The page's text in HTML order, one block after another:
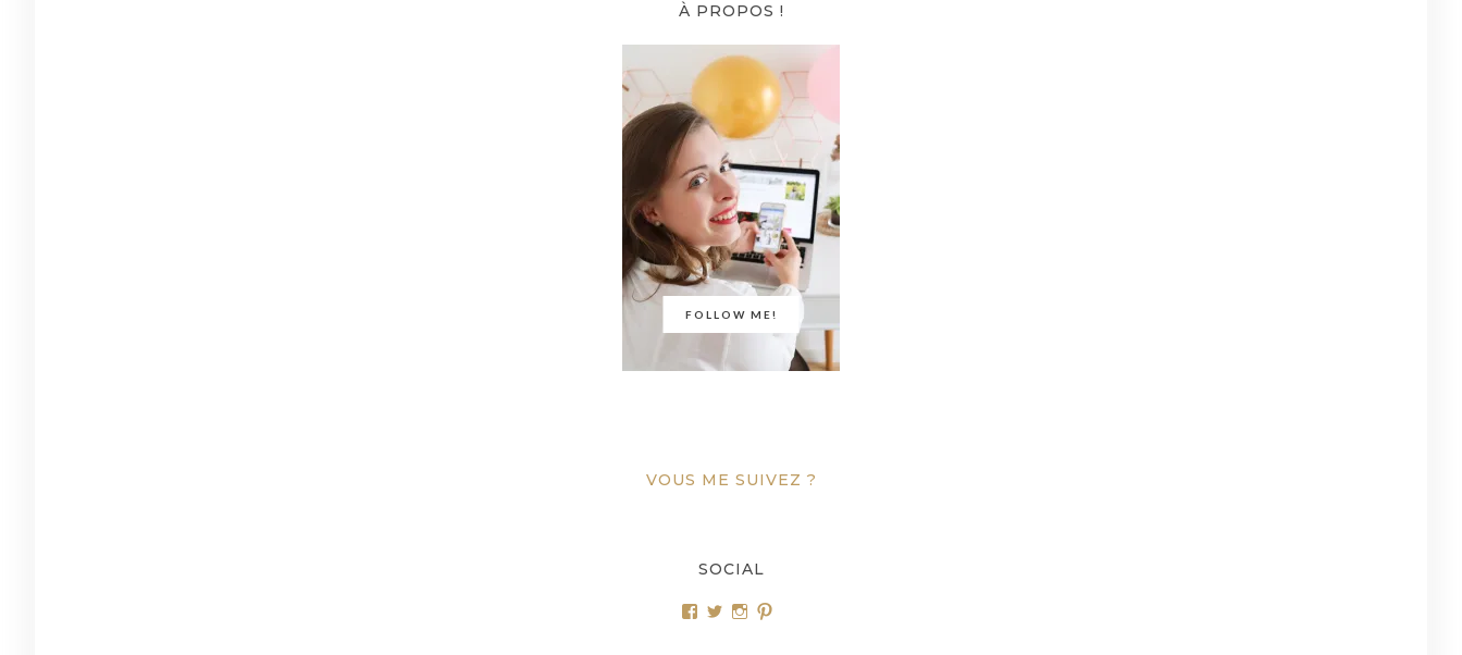
FOLLOW ME!
À PROPOS !
VOUS ME SUIVEZ ?
SOCIAL
Voir Voir Voir